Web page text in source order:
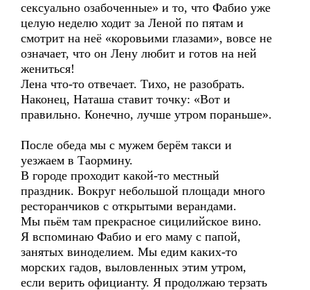
сексуально озабоченные» и то, что Фабио уже
целую неделю ходит за Леной по пятам и
смотрит на неё «коровьими глазами», вовсе не
означает, что он Лену любит и готов на ней
жениться!
Лена что-то отвечает. Тихо, не разобрать.
Наконец, Наташа ставит точку: «Вот и
правильно. Конечно, лучше утром пораньше».
После обеда мы с мужем берём такси и
уезжаем в Таормину.
В городе проходит какой-то местный
праздник. Вокруг небольшой площади много
ресторанчиков с открытыми верандами.
Мы пьём там прекрасное сицилийское вино.
Я вспоминаю Фабио и его маму с папой,
занятых виноделием. Мы едим каких-то
морских гадов, выловленных этим утром,
если верить официанту. Я продолжаю терзать